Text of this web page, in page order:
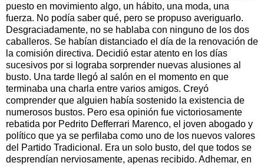
puesto en movimiento algo, un hábito, una moda, una
fuerza. No podía saber qué, pero se propuso averiguarlo.
Desgraciadamente, no se hablaba con ninguno de los dos
caballeros. Se habían distanciado el día de la renovación de
la comisión directiva. Decidió estar atento en los días
sucesivos por si lograba sorprender nuevas alusiones al
busto. Una tarde llegó al salón en el momento en que
terminaba una charla entre varios amigos. Creyó
comprender que alguien había sostenido la existencia de
numerosos bustos. Pero esa opinión fue victoriosamente
rebatida por Pedrito Defferrari Marenco, el joven abogado y
político que ya se perfilaba como uno de los nuevos valores
del Partido Tradicional. Era un solo busto, del que todos se
desprendían nerviosamente, apenas recibido. Adhemar, en